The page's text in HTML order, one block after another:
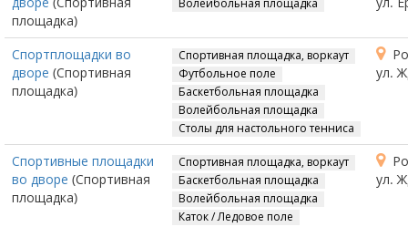
площадка)
Волейбольная площадка
Спортплощадки во
дворе (Спортивная
площадка)
Спортивная площадка, воркаут
Футбольное поле
Баскетбольная площадка
Волейбольная площадка
Столы для настольного тенниса
ул.
Спортивные площадки
во дворе (Спортивная
площадка)
Спортивная площадка, воркаут
Баскетбольная площадка
Волейбольная площадка
Каток / Ледовое поле
ул.